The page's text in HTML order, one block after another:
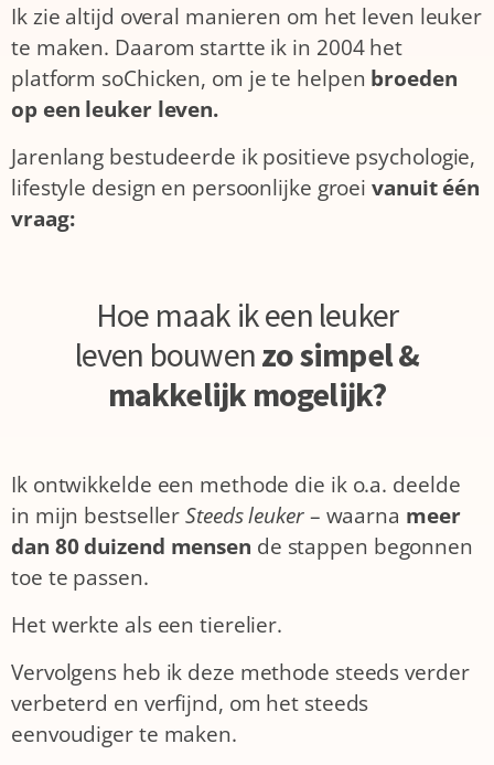
Ik zie altijd overal manieren om het leven leuker
te maken. Daarom startte ik in 2004 het
platform soChicken, om je te helpen broeden
op een leuker leven.
Jarenlang bestudeerde ik positieve psychologie,
lifestyle design en persoonlijke groeivanuit één
vraag:
Hoe maak ik een leuker
leven bouwenzo simpel &
makkelijk mogelijk?
Ik ontwikkelde een methode die ik o.a. deelde
in mijn bestsellerSteeds leuker– waarna meer
dan 80 duizend mensen de stappen begonnen
toe te passen.
Het werkte als een tierelier.
Vervolgens heb ik deze methode steeds verder
verbeterd en verfijnd, om het steeds
eenvoudiger te maken.